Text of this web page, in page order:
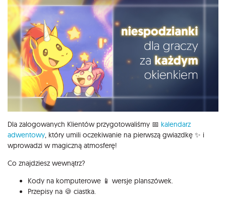
Dla zalogowanych Klientów przygotowaliśmy 📅 kalendarz
adwentowy, który umili oczekiwanie na pierwszą gwiazdkę ✨ i
wprowadzi w magiczną atmosferę!
Co znajdziesz wewnątrz?
Kody na komputerowe 📱 wersje planszówek.
Przepisy na 🍪 ciastka.